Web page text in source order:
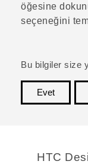
öğesine
seçeneğini
Bu bilgiler size
Evet
HTC